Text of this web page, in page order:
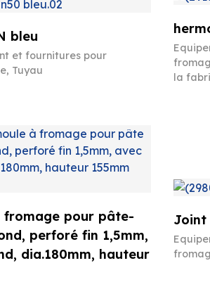
bleu
et fournitures pour
, Tuyau
la
fromage pour pâte-
perforé fin 1,5mm,
dia.180mm, hauteur
Joint